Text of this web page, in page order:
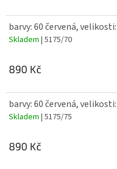
barvy: 60 červená,
Skladem | 5175/70
890 Kč
barvy: 60 červená,
Skladem | 5175/75
890 Kč